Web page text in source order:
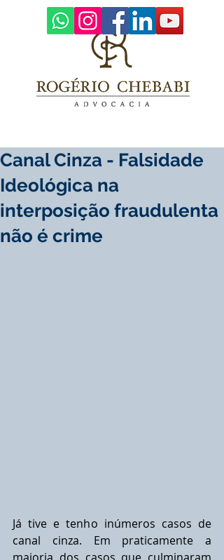
Canal Cinza - Falsidade
Ideológica na
interposição fraudulenta
não é crime
Já tive e tenho inúmeros casos de
canal cinza. Em praticamente a